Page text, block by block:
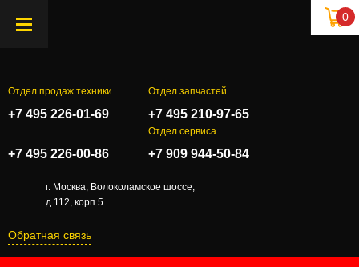
0
Отдел продаж техники
+7 495 226-01-69
Отдел запчастей
+7 495 210-97-65
+7 495 226-00-86
Отдел сервиса
+7 909 944-50-84
г. Москва, Волоколамское шоссе,
д.112, корп.5
Обратная связь